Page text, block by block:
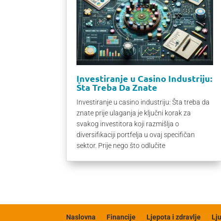
Investiranje u Casino Industriju:
Šta Treba Da Znate
Investiranje u casino industriju: Šta treba da
znate prije ulaganja je ključni korak za
svakog investitora koji razmišlja o
diversifikaciji portfelja u ovaj specifičan
sektor. Prije nego što odlučite
Naslovna Financije Ljepota i zdravlje